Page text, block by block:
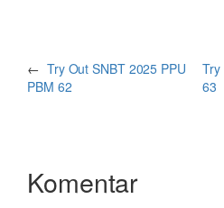
← Try Out SNBT 2025 PPU
PBM 62
Try
63
Komentar